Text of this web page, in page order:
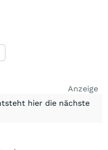
Anzeige
hier die nächste